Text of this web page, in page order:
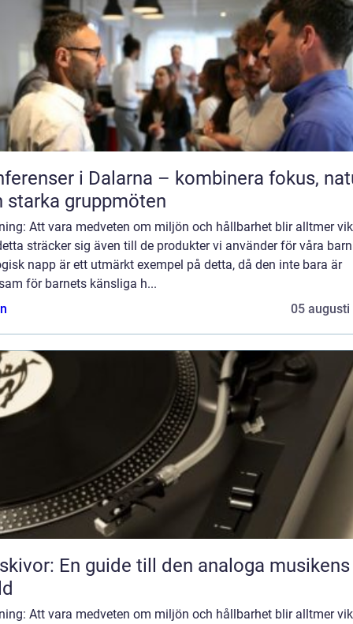
i Dalarna – kombinera fokus,
starka gruppmöten
Att vara medveten om miljön och hållbarhet blir alltmer
sträcker sig även till de produkter vi använder för våra
napp är ett utmärkt exempel på detta, då den inte bara är
för barnets känsliga h...
05 augusti
En guide till den analoga musikens
Att vara medveten om miljön och hållbarhet blir alltmer